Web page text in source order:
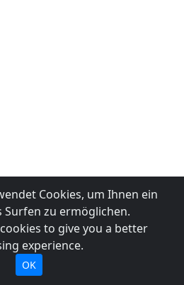
Cookies, um Ihnen ein
Surfen zu ermöglichen.
to give you a better
experience.
OK